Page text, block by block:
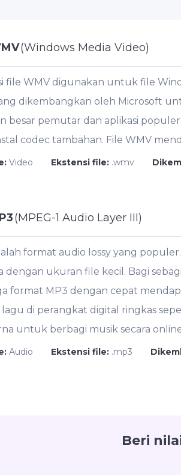
(Windows Media Video)
file WMV digunakan untuk file
dikembangkan oleh Microsoft
besar pemutar dan aplikasi
codec tambahan. File WMV
Video Ekstensi file: .wmv
(MPEG-1 Audio Layer III)
format audio lossy yang
dengan ukuran file kecil. Bagi
format MP3 dengan cepat
lagu di perangkat digital ringkas
untuk berbagi musik secara
Audio Ekstensi file: .mp3
Beri